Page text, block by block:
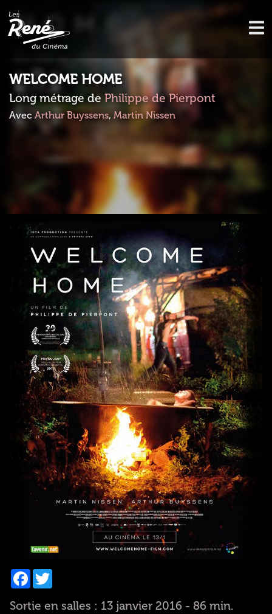
WELCOME HOME
Long métrage de Philippe de Pierpont
Avec Arthur Buyssens, Martin Nissen
Facebook
Twitter
Sortie en salles : 13 janvier 2016 - 86 min.